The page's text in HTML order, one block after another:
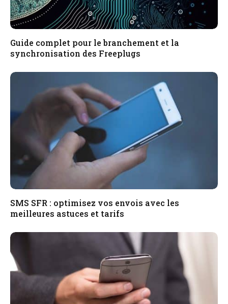
Guide complet pour le branchement et la
synchronisation des Freeplugs
SMS SFR : optimisez vos envois avec les
meilleures astuces et tarifs